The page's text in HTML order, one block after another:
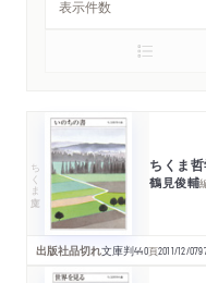
ちくま文庫 ちくま
鶴見俊輔
出版社品切れ文庫判440頁2011/12/07